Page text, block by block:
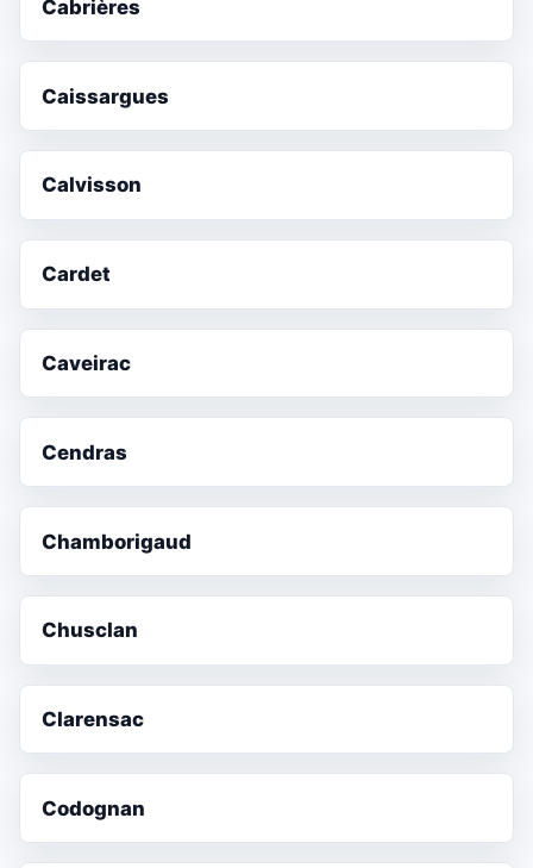
Cabrières
Caissargues
Calvisson
Cardet
Caveirac
Cendras
Chamborigaud
Chusclan
Clarensac
Codognan